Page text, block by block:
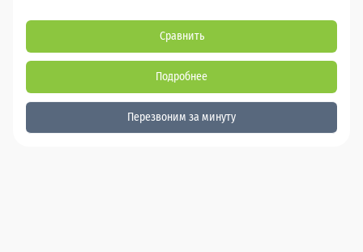
Сравнить
Подробнее
Перезвоним за минуту